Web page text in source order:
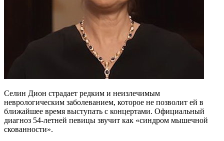
Селин Дион страдает редким и неизлечимым
неврологическим заболеванием, которое не позволит ей в
ближайшее время выступать с концертами. Официальный
диагноз 54-летней певицы звучит как «синдром мышечной
скованности».